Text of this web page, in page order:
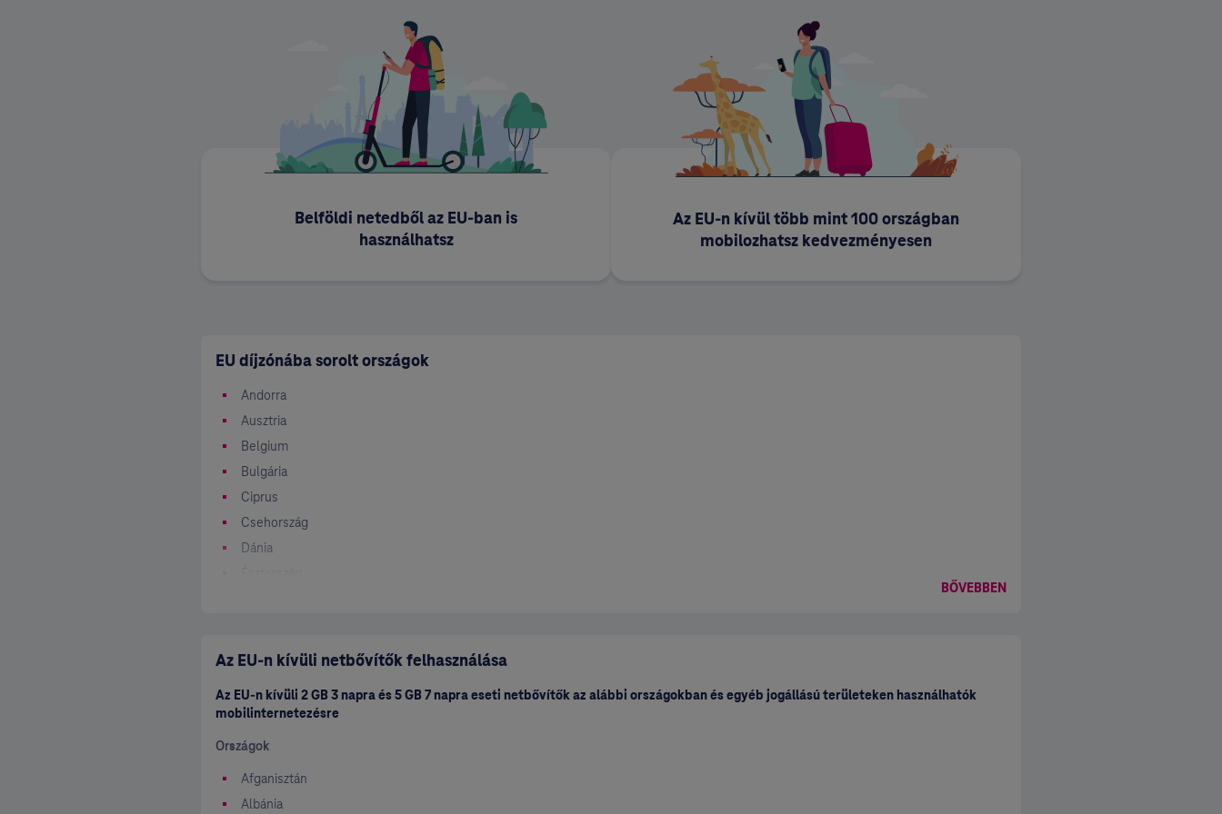
Belföldi netedből az EU-ban is
használhatsz
Az EU-n kívül több mint 100 országban
mobilozhatsz kedvezményesen
EU díjzónába sorolt országok
Andorra
Ausztria
Belgium
Bulgária
Ciprus
Csehország
Dánia
Görögország
Horvátország
Írország
Lengyelország
Lettország
BŐVEBBEN
Az EU-n kívüli netbővítők felhasználása
Az EU-n kívüli 2 GB 3 napra és 5 GB 7 napra eseti netbővítők az alábbi országokban és egyéb jogállású területeken használhatók
mobilinternetezésre
Országok
Afganisztán
Albánia